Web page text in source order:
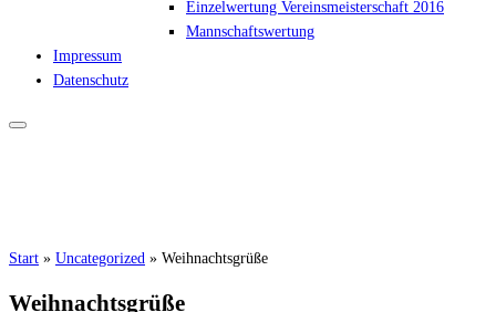
Einzelwertung Vereinsmeisterschaft 2016
Mannschaftswertung
Impressum
Datenschutz
Start » Uncategorized » Weihnachtsgrüße
Weihnachtsgrüße